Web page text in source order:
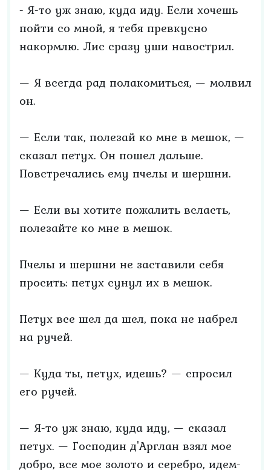
- Я-то уж знаю, куда иду. Если хочешь
пойти со мной, я тебя превкусно
накормлю. Лис сразу уши навострил.
— Я всегда рад полакомиться, — молвил
он.
— Если так, полезай ко мне в мешок, —
сказал петух. Он пошел дальше.
Повстречались ему пчелы и шершни.
— Если вы хотите пожалить всласть,
полезайте ко мне в мешок.
Пчелы и шершни не заставили себя
просить: петух сунул их в мешок.
Петух все шел да шел, пока не набрел
на ручей.
— Куда ты, петух, идешь? — спросил
его ручей.
— Я-то уж знаю, куда иду, — сказал
петух. — Господин д'Арглан взял мое
добро, все мое золото и серебро, идем-